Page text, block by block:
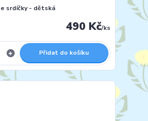
srdíčky - dětská
490 Kč/ks
Přidat do košíku